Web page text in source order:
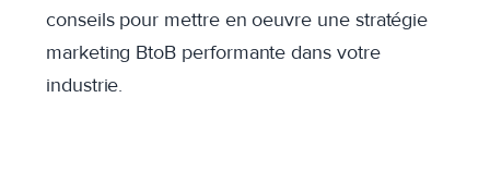
conseils pour mettre en oeuvre une stratégie
marketing BtoB performante dans votre
industrie.